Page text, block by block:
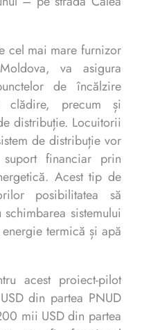
cel mai mare furnizor
va asigura
de încălzire
clădire, precum și
distribuție. Locuitorii
de distribuție vor
financiar prin
Acest tip de
posibilitatea să
sistemului
termică și apă
acest proiect-pilot
din partea PNUD
mii USD din partea